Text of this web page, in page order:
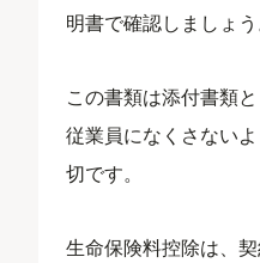
明書で確認しましょう
この書類は添付書類
従業員になくさない
切です。
生命保険料控除は、